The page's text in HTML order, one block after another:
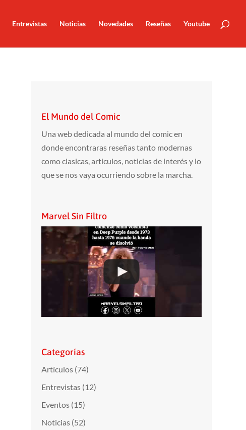
Entrevistas Noticias Novedades Reseñas Youtube
El Mundo del Comic
Una web dedicada al mundo del comic en
donde encontraras reseñas tanto modernas
como clasicas, articulos, noticias de interés y lo
que se nos vaya ocurriendo sobre la marcha.
Marvel Sin Filtro
Categorías
Artículos(74)
Entrevistas(12)
Eventos(15)
Noticias(52)